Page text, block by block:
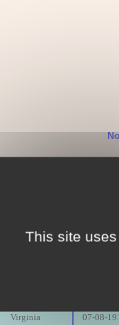
Virginia 07-08-
This site